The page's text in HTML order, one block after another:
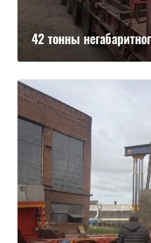
42 тонны